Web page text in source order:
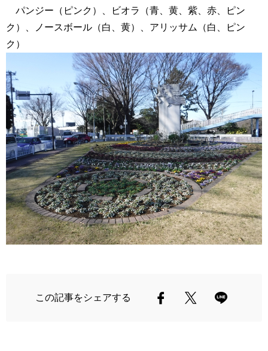
パンジー（ピンク）、ビオラ（青、黄、紫、赤、ピン
ク）、ノースボール（白、黄）、アリッサム（白、ピン
ク）
この記事をシェアする